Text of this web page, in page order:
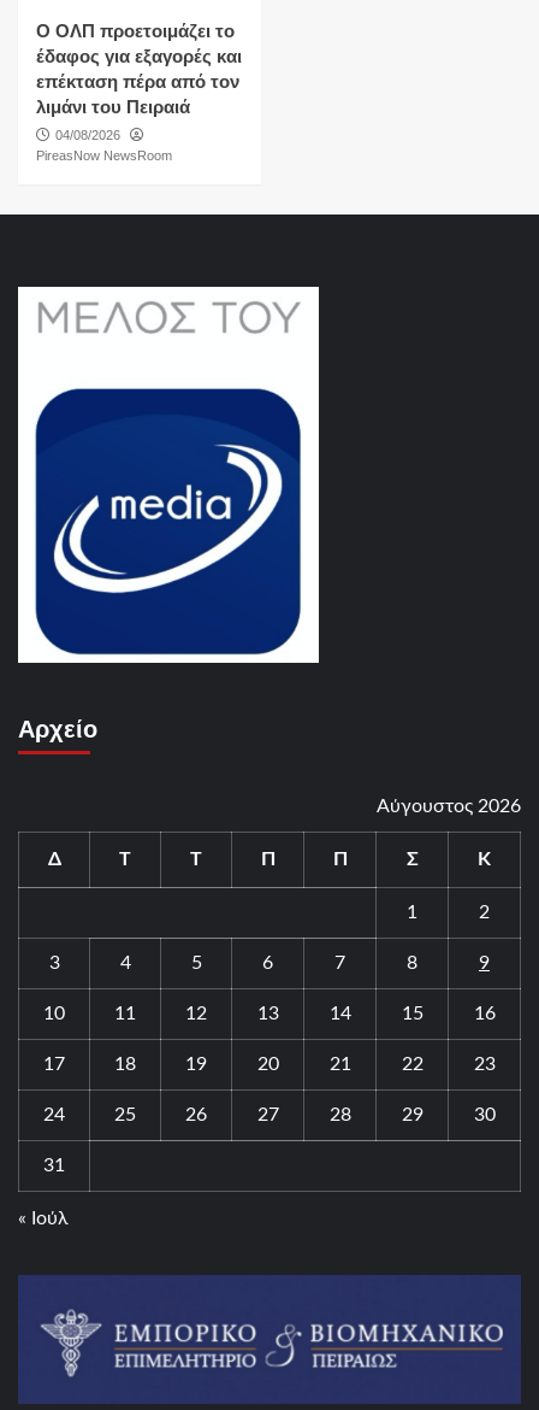
O ΟΛΠ προετοιμάζει το
έδαφος για εξαγορές και
επέκταση πέρα από τον
λιμάνι του Πειραιά
04/08/2026
PireasNow NewsRoom
Αρχείο
Αύγουστος 2026
Δ Τ Τ Π Π Σ Κ
1 2
3 4 5 6 7 8 9
10 11 12 13 14 15 16
17 18 19 20 21 22 23
24 25 26 27 28 29 30
31
« Ιούλ